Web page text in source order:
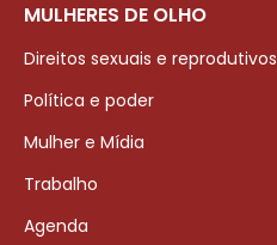
MULHERES DE OLHO
Direitos sexuais e reprodutivos
Política e poder
Mulher e Mídia
Trabalho
Agenda